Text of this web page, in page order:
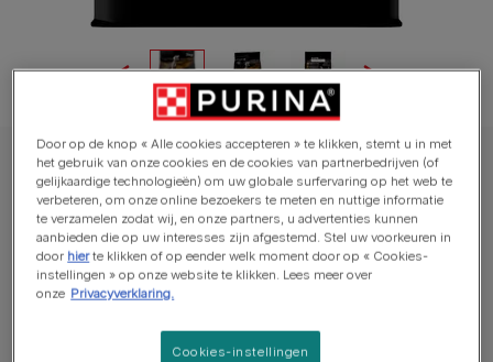
PRO PLAN® VETERINARY DIETS hondenvoer
PRO PLAN® VETERINARY DIETS Canine NF
Renal Function
Aantal reviews
Door op de knop « Alle cookies accepteren » te klikken, stemt u in met
het gebruik van onze cookies en de cookies van partnerbedrijven (of
gelijkaardige technologieën) om uw globale surfervaring op het web te
verbeteren, om onze online bezoekers te meten en nuttige informatie
te verzamelen zodat wij, en onze partners, u advertenties kunnen
aanbieden die op uw interesses zijn afgestemd. Stel uw voorkeuren in
door hierte klikken of op eender welk moment door op « Cookies-
instellingen » op onze website te klikken. Lees meer over
onze Privacyverklaring.
Cookies-instellingen